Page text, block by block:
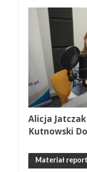
Alicja Jatczak
Kutnowski
Materiał